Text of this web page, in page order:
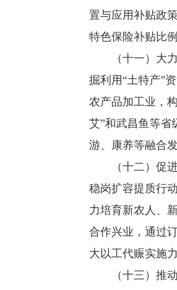
置与应用补贴政
特色保险补贴比
（十一）大力
掘利用“土特产”
农产品加工业，
艾”和武昌鱼等省
游、康养等融合
（十二）促进
稳岗扩容提质行
力培育新农人、
合作兴业，通过
大以工代赈实施
（十三）推动